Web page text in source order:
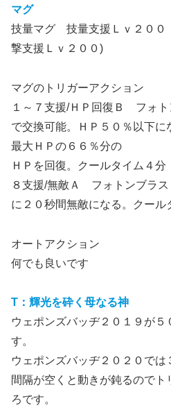
マグ
技量マグ 技量支援Ｌｖ２０
撃支援Ｌｖ２００)
マグのトリガーアクション
１～７支援/ＨＰ回復Ｂ フォ
で交換可能。ＨＰ５０％以下
最大ＨＰの６６％分の
ＨＰを回復。クールタイム４分
８支援/無敵Ａ フォトンブラ
に２０秒間無敵になる。クール
オートアクション
何でも良いです
T：輝光を砕く母なる神
ウェポンズバッヂ２０１９が５
す。
ウェポンズバッヂ２０２０では
間隔が空くと動きが鈍るのでト
ろです。